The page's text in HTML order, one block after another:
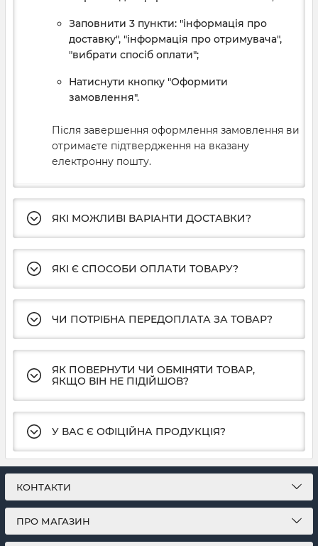
Заповнити 3 пункти: "інформація про
доставку", "інформація про отримувача",
"вибрати спосіб оплати";
Натиснути кнопку "Оформити
замовлення".
Після завершення оформлення замовлення ви
отримаєте підтвердження на вказану
електронну пошту.
ЯКІ МОЖЛИВІ ВАРІАНТИ ДОСТАВКИ?
ЯКІ Є СПОСОБИ ОПЛАТИ ТОВАРУ?
ЧИ ПОТРІБНА ПЕРЕДОПЛАТА ЗА ТОВАР?
ЯК ПОВЕРНУТИ ЧИ ОБМІНЯТИ ТОВАР,
ЯКЩО ВІН НЕ ПІДІЙШОВ?
У ВАС Є ОФІЦІЙНА ПРОДУКЦІЯ?
КОНТАКТИ
ПРО МАГАЗИН